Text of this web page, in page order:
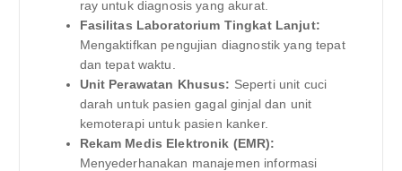
ray untuk diagnosis yang akurat.
Fasilitas Laboratorium Tingkat Lanjut:
Mengaktifkan pengujian diagnostik yang tepat
dan tepat waktu.
Unit Perawatan Khusus: Seperti unit cuci
darah untuk pasien gagal ginjal dan unit
kemoterapi untuk pasien kanker.
Rekam Medis Elektronik (EMR):
Menyederhanakan manajemen informasi